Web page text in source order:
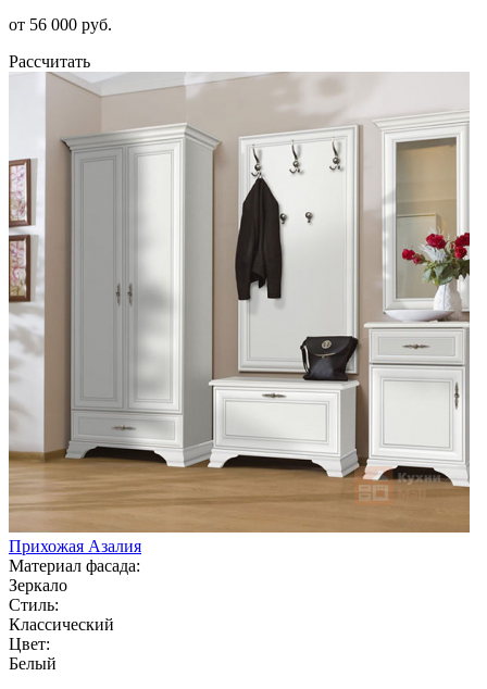
от 56 000 руб.
Рассчитать
Прихожая Азалия
Материал фасада:
Зеркало
Стиль:
Классический
Цвет:
Белый